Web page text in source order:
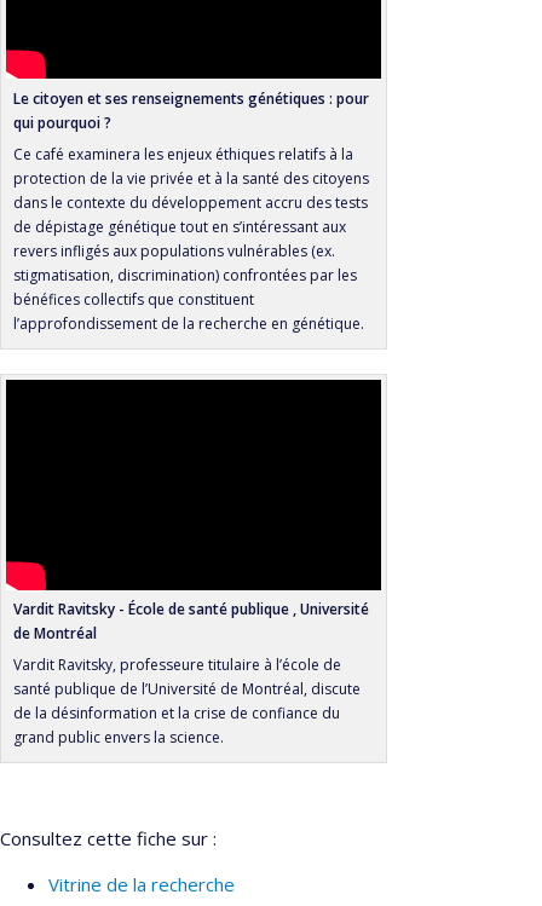
Le citoyen et ses renseignements génétiques : pour
qui pourquoi ?
Ce café examinera les enjeux éthiques relatifs à la
protection de la vie privée et à la santé des citoyens
dans le contexte du développement accru des tests
de dépistage génétique tout en s’intéressant aux
revers infligés aux populations vulnérables (ex.
stigmatisation, discrimination) confrontées par les
bénéfices collectifs que constituent
l’approfondissement de la recherche en génétique.
Vardit Ravitsky - École de santé publique , Université
de Montréal
Vardit Ravitsky, professeure titulaire à l’école de
santé publique de l’Université de Montréal, discute
de la désinformation et la crise de confiance du
grand public envers la science.
Consultez cette fiche sur :
Vitrine de la recherche